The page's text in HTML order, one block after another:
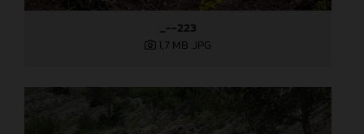
_--223
1,7 MB .JPG